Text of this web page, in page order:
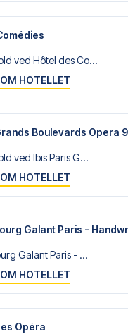
ved Hôtel des Co...
HOTELLET
Boulevards Opera
ved Ibis Paris G...
HOTELLET
Galant Paris -
Galant Paris - ...
HOTELLET
Opéra